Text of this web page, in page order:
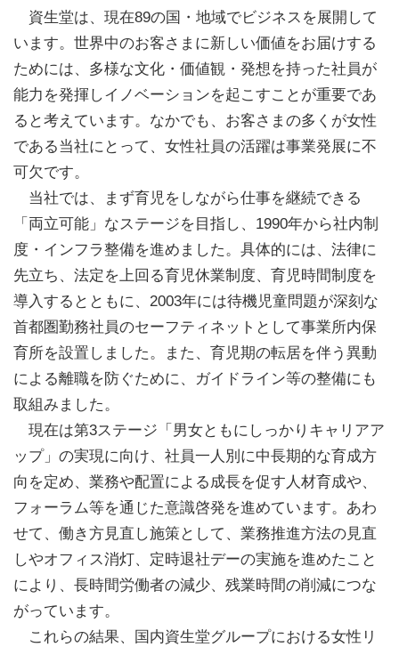
資生堂は、現在89の国・地域でビジネスを展開して
います。世界中のお客さまに新しい価値をお届けする
ためには、多様な文化・価値観・発想を持った社員が
能力を発揮しイノベーションを起こすことが重要であ
ると考えています。なかでも、お客さまの多くが女性
である当社にとって、女性社員の活躍は事業発展に不
可欠です。
当社では、まず育児をしながら仕事を継続できる
「両立可能」なステージを目指し、1990年から社内制
度・インフラ整備を進めました。具体的には、法律に
先立ち、法定を上回る育児休業制度、育児時間制度を
導入するとともに、2003年には待機児童問題が深刻な
首都圏勤務社員のセーフティネットとして事業所内保
育所を設置しました。また、育児期の転居を伴う異動
による離職を防ぐために、ガイドライン等の整備にも
取組みました。
現在は第3ステージ「男女ともにしっかりキャリアア
ップ」の実現に向け、社員一人別に中長期的な育成方
向を定め、業務や配置による成長を促す人材育成や、
フォーラム等を通じた意識啓発を進めています。あわ
せて、働き方見直し施策として、業務推進方法の見直
しやオフィス消灯、定時退社デーの実施を進めたこと
により、長時間労働者の減少、残業時間の削減につな
がっています。
これらの結果、国内資生堂グループにおける女性リ